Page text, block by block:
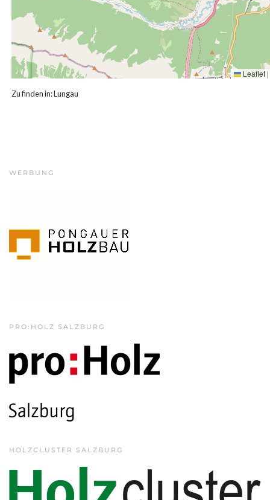
Leaflet |
Zu finden in:Lungau
WERBUNG
PRO:HOLZ SALZBURG
HOLZCLUSTER SALZBURG